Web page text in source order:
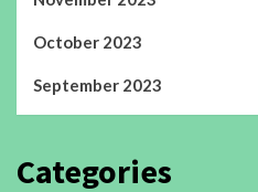
October 2023
September 2023
Categories